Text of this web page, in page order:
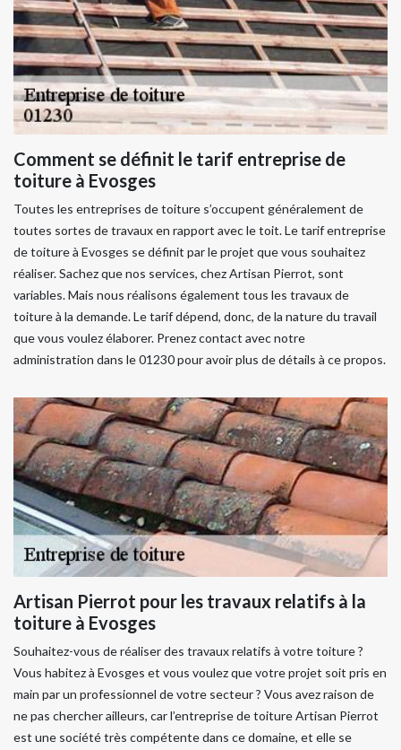
Comment se définit le tarif entreprise de
toiture à Evosges
Toutes les entreprises de toiture s’occupent généralement de
toutes sortes de travaux en rapport avec le toit. Le tarif entreprise
de toiture à Evosges se définit par le projet que vous souhaitez
réaliser. Sachez que nos services, chez Artisan Pierrot, sont
variables. Mais nous réalisons également tous les travaux de
toiture à la demande. Le tarif dépend, donc, de la nature du travail
que vous voulez élaborer. Prenez contact avec notre
administration dans le 01230 pour avoir plus de détails à ce propos.
Artisan Pierrot pour les travaux relatifs à la
toiture à Evosges
Souhaitez-vous de réaliser des travaux relatifs à votre toiture ?
Vous habitez à Evosges et vous voulez que votre projet soit pris en
main par un professionnel de votre secteur ? Vous avez raison de
ne pas chercher ailleurs, car l’entreprise de toiture Artisan Pierrot
est une société très compétente dans ce domaine, et elle se